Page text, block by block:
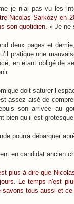
je n’ai pas vu les
Nicolas Sarkozy en
son quotidien. » Je ne
deux pages et
pratique une
en étant obligé de
doit saturer
assez aisé de
son arrivée au
bien qu’il est
pourra débarquer
en candidat ancien
plus à dire que
Le temps n'est
tous aussi et ce